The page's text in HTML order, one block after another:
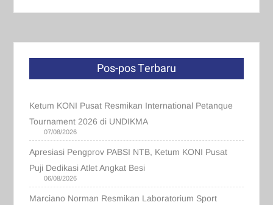
Pos-pos Terbaru
Ketum KONI Pusat Resmikan International Petanque
Tournament 2026 di UNDIKMA
07/08/2026
Apresiasi Pengprov PABSI NTB, Ketum KONI Pusat
Puji Dedikasi Atlet Angkat Besi
06/08/2026
Marciano Norman Resmikan Laboratorium Sport